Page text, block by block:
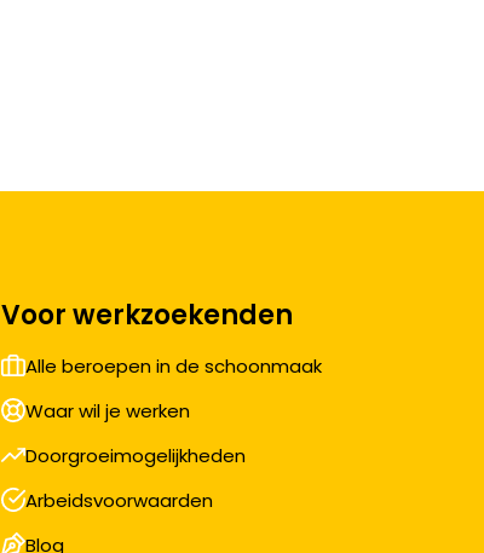
Voor werkzoekenden
Alle beroepen in de schoonmaak
Waar wil je werken
Doorgroeimogelijkheden
Arbeidsvoorwaarden
Blog